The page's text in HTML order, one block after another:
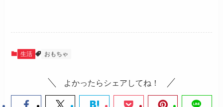
生活 おもちゃ
よかったらシェアしてね！